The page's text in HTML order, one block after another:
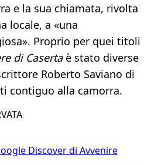
e la sua chiamata, rivolta
locale, a «una
Proprio per quei titoli
di Caserta è stato diverse
Roberto Saviano di
contiguo alla camorra.
Discover di Avvenire